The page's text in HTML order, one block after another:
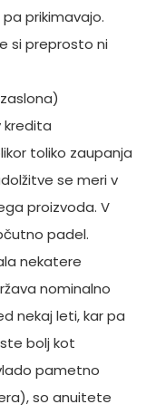
prikimavajo.
si preprosto ni
kredita
toliko zaupanja
se meri v
proizvoda. V
padel.
nekatere
nominalno
nekaj leti, kar pa
bolj kot
pametno
so anuitete